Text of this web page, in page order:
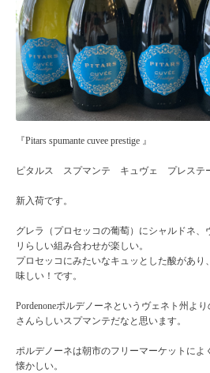
『Pitars spumante cuvee prestige 』
ピタルス スプマンテ キュヴェ プレステ
新入荷です。
グレラ（プロセッコの葡萄）にシャルドネ、
リらしい組み合わせが楽しい。
プロセッコにみたいなキュッとした酸があ
味しい！です。
Pordenoneポルデノーネというヴェネト州よ
さんらしいスプマンテだなと思います。
ポルデノーネは朝市のフリーマーケットによ
懐かしい。